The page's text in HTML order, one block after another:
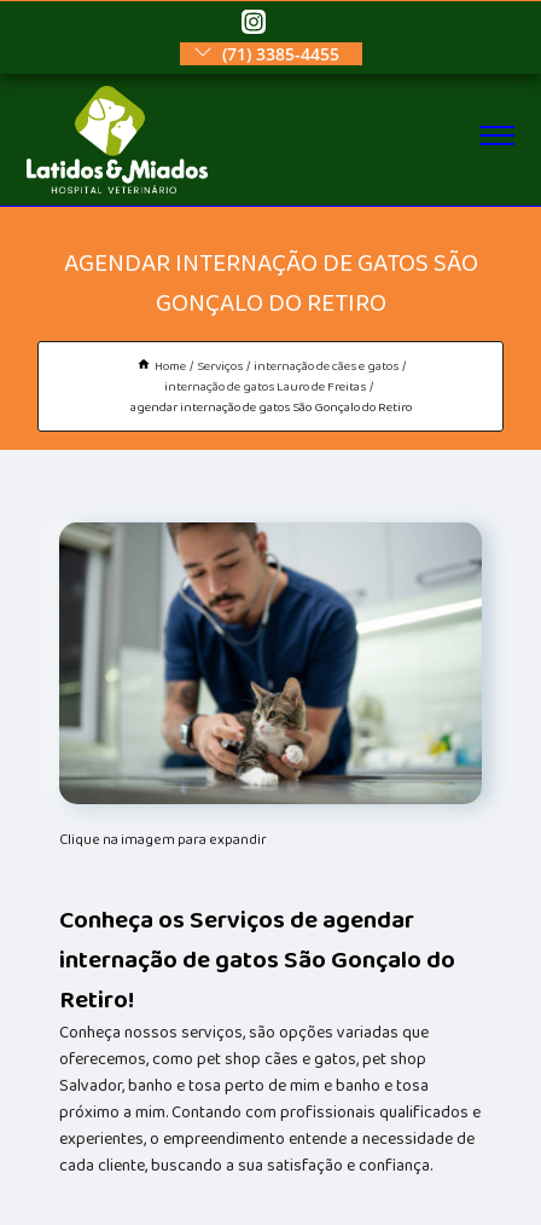
(71) 3385-4455
AGENDAR INTERNAÇÃO DE GATOS SÃO
GONÇALO DO RETIRO
Home Serviços
internação de cães e gatos
internação de gatos Lauro de Freitas
agendar internação de gatos São Gonçalo do Retiro
Clique na imagem para expandir
Conheça os Serviços de agendar
internação de gatos São Gonçalo do
Retiro!
Conheça nossos serviços, são opções variadas que
oferecemos, como pet shop cães e gatos, pet shop
Salvador, banho e tosa perto de mim e banho e tosa
próximo a mim. Contando com profissionais qualificados e
experientes, o empreendimento entende a necessidade de
cada cliente, buscando a sua satisfação e confiança.